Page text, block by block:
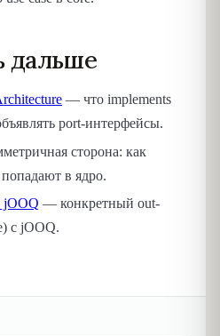
дальше
— что implements
port-интерфейсы.
сторона: как
в ядро.
jOOQ — конкретный out-
с jOOQ.